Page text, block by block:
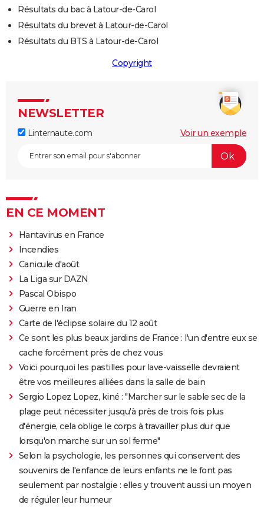
Résultats du bac à Latour-de-Carol
Résultats du brevet à Latour-de-Carol
Résultats du BTS à Latour-de-Carol
Copyright
NEWSLETTER
Linternaute.com Voir un exemple
EN CE MOMENT
Hantavirus en France
Incendies
Canicule d'août
La Liga sur DAZN
Pascal Obispo
Guerre en Iran
Carte de l'éclipse solaire du 12 août
Ce sont les plus beaux jardins de France : l'un d'entre eux se
cache forcément près de chez vous
Voici pourquoi les pastilles pour lave-vaisselle devraient
être vos meilleures alliées dans la salle de bain
Sergio Lopez Lopez, kiné : "Marcher sur le sable sec de la
plage peut nécessiter jusqu'à près de trois fois plus
d'énergie, cela oblige le corps à travailler plus dur que
lorsqu'on marche sur un sol ferme"
Selon la psychologie, les personnes qui conservent des
souvenirs de l'enfance de leurs enfants ne le font pas
seulement par nostalgie : elles y trouvent aussi un moyen
de réguler leur humeur